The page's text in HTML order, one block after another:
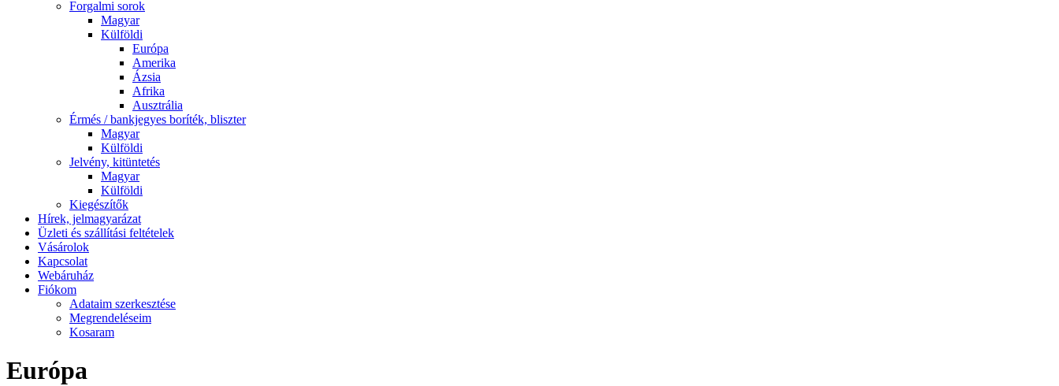
Forgalmi sorok
Magyar
Külföldi
Európa
Amerika
Ázsia
Afrika
Ausztrália
Érmés / bankjegyes boríték, bliszter
Magyar
Külföldi
Jelvény, kitüntetés
Magyar
Külföldi
Kiegészítők
Hírek, jelmagyarázat
Üzleti és szállítási feltételek
Vásárolok
Kapcsolat
Webáruház
Fiókom
Adataim szerkesztése
Megrendeléseim
Kosaram
Európa